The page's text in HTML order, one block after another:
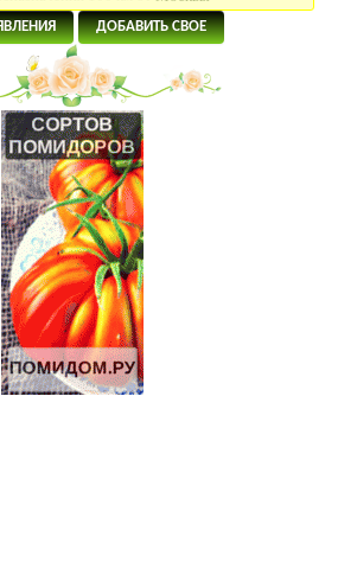
Московская область.
рядом с р.Ока в Калужской
км от Москвы.
районе 130 км от Москвы
р.Лопасня в 54 км от Москвы
районе 130 км от Москвы
озера.
террасного биосферного
ДОБАВИТЬ СВОЕ